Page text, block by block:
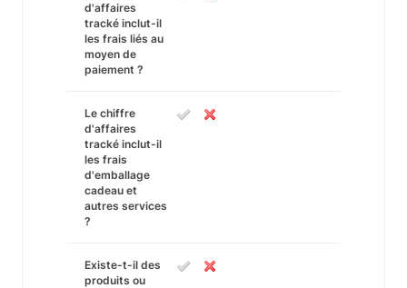
d'affaires
tracké inclut-il
les frais liés au
moyen de
paiement ?
Le chiffre
d'affaires
tracké inclut-il
les frais
d'emballage
cadeau et
autres services
?
Existe-t-il des
produits ou